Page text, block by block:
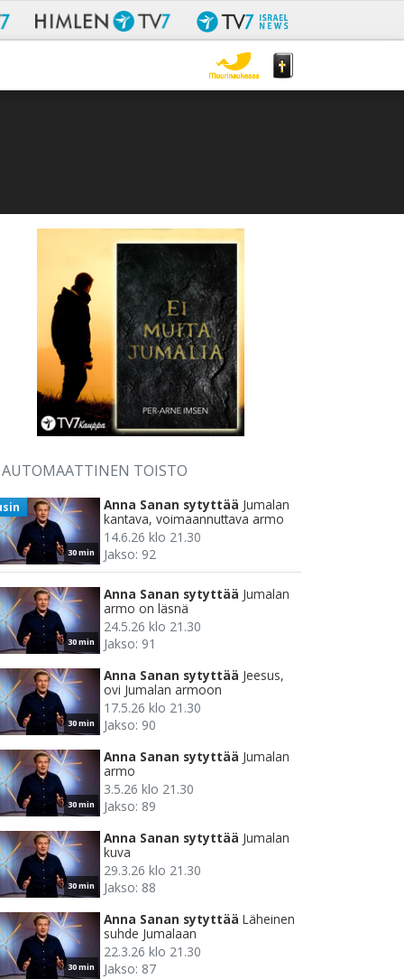
AUTOMAATTINEN TOISTO
30 min
Anna Sanan sytyttää Jumalan
kantava, voimaannuttava armo
14.6.26 klo 21.30
Jakso: 92
30 min
Anna Sanan sytyttää Jumalan
armo on läsnä
24.5.26 klo 21.30
Jakso: 91
30 min
Anna Sanan sytyttää Jeesus,
ovi Jumalan armoon
17.5.26 klo 21.30
Jakso: 90
30 min
Anna Sanan sytyttää Jumalan
armo
3.5.26 klo 21.30
Jakso: 89
30 min
Anna Sanan sytyttää Jumalan
kuva
29.3.26 klo 21.30
Jakso: 88
30 min
Anna Sanan sytyttää Läheinen
suhde Jumalaan
22.3.26 klo 21.30
Jakso: 87